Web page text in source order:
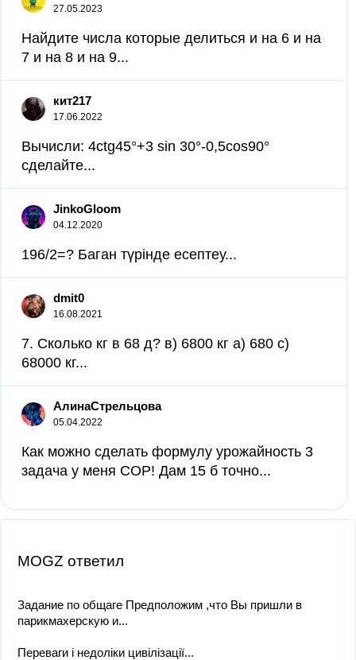
27.05.2023
Найдите числа которые делиться и на 6 и на
7 и на 8 и на 9...
кит217
17.06.2022
Вычисли: 4ctg45°+3 sin 30°-0,5cos90°
сделайте...
JinkoGloom
04.12.2020
196/2=? Баган түрінде есептеу...
dmit0
16.08.2021
7. Сколько кг в 68 д? в) 6800 кг а) 680 c)
68000 кг​...
АлинаСтрельцова
05.04.2022
Как можно сделать формулу урожайность 3
задача у меня СОР! Дам 15 б точно...
MOGZ ответил
Задание по общаге Предположим ,что Вы пришли в
парикмахерскую и...
Переваги і недоліки цивілізації...